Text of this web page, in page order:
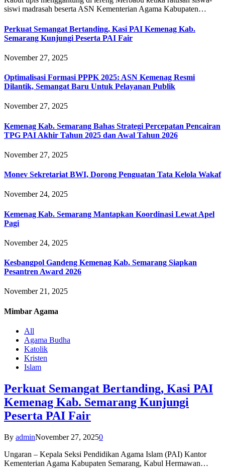
siswi madrasah beserta ASN Kementerian Agama Kabupaten…
Perkuat Semangat Bertanding, Kasi PAI Kemenag Kab.
Semarang Kunjungi Peserta PAI Fair
November 27, 2025
Optimalisasi Formasi PPPK 2025: ASN Kemenag Resmi
Dilantik, Semangat Baru Untuk Pelayanan Publik
November 27, 2025
Kemenag Kab. Semarang Bahas Strategi Percepatan Pencairan
TPG PAI Akhir Tahun 2025 dan Awal Tahun 2026
November 27, 2025
Monev Sekretariat BWI, Dorong Penguatan Tata Kelola Wakaf
November 24, 2025
Kemenag Kab. Semarang Mantapkan Koordinasi Lewat Apel
Pagi
November 24, 2025
Kesbangpol Gandeng Kemenag Kab. Semarang Siapkan
Pesantren Award 2026
November 21, 2025
Mimbar Agama
All
Agama Budha
Katolik
Kristen
Islam
Perkuat Semangat Bertanding, Kasi PAI
Kemenag Kab. Semarang Kunjungi
Peserta PAI Fair
By adminNovember 27, 20250
Ungaran – Kepala Seksi Pendidikan Agama Islam (PAI) Kantor
Kementerian Agama Kabupaten Semarang, Kabul Hermawan…